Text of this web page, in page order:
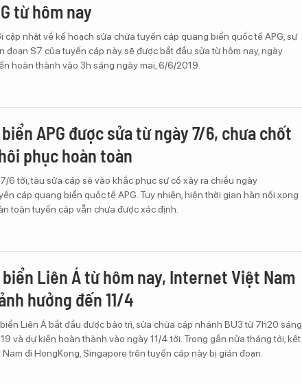
từ hôm nay
cập nhật về kế hoạch sửa chữa tuyến cáp quang biển quốc tế APG, sự
đoạn S7 của tuyến cáp này sẽ được bắt đầu sửa từ hôm nay, ngày
hoàn thành vào 3h sáng ngày mai, 6/6/2019.
APG được sửa từ ngày 7/6, chưa chốt
phục hoàn toàn
6 tới, tàu sửa cáp sẽ vào khắc phục sự cố xảy ra chiều ngày
cáp quang biển quốc tế APG. Tuy nhiên, hiện thời gian hàn nối xong
toàn tuyến cáp vẫn chưa được xác định.
Liên Á từ hôm nay, Internet Việt Nam
hưởng đến 11/4
Liên Á bắt đầu được bảo trì, sửa chữa cáp nhánh BU3 từ 7h20 sáng
và dự kiến hoàn thành vào ngày 11/4 tới. Trong gần nửa tháng tới, kết
đi HongKong, Singapore trên tuyến cáp này bị gián đoạn.